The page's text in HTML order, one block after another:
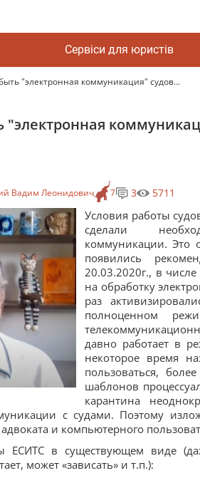
Сервіси для юристів
"электронная коммуникация" судов...
"электронная
Вадим Леонидович 7 3 5711
Условия работы
сделали
коммуникации. Это
появились
20.03.2020г., в
на обработку
раз
полноценном
давно работает в
некоторое время
пользоваться,
шаблонов
карантина
с судами. Поэтому
и компьютерного
ЕСИТС в существующем виде
может «зависать» и т.п.):